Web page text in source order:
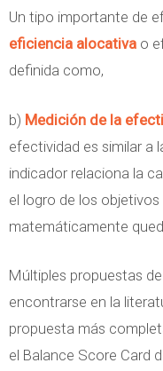
Un tipo importante de
eficiencia alocativa o
definida como,
b) Medición de la
efectividad es similar a
indicador relaciona la
el logro de los
matemáticamente
Múltiples propuestas
encontrarse en la
propuesta más
el Balance Score Card